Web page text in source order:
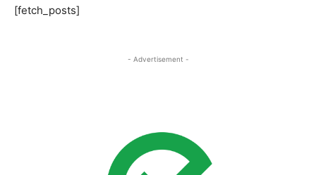
[fetch_posts]
- Advertisement -